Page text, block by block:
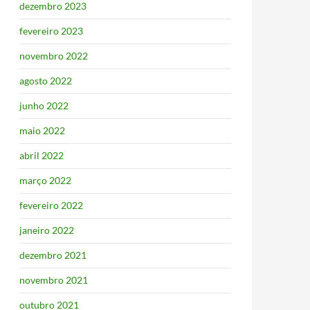
dezembro 2023
fevereiro 2023
novembro 2022
agosto 2022
junho 2022
maio 2022
abril 2022
março 2022
fevereiro 2022
janeiro 2022
dezembro 2021
novembro 2021
outubro 2021